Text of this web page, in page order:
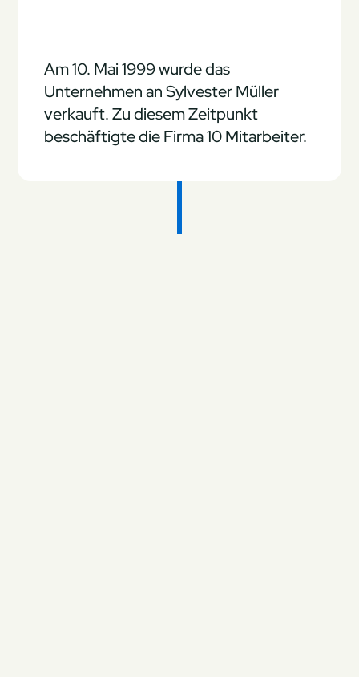
Am 10. Mai 1999 wurde das
Unternehmen an Sylvester Müller
verkauft. Zu diesem Zeitpunkt
beschäftigte die Firma 10 Mitarbeiter.